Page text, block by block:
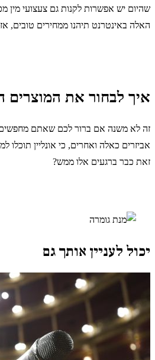
שהיום יש אפשרות לקנות גם צעצועי מין
האלה באינטרנט תיהנו ממחירים טובים, אז
איך לבחור את המוצרים
זה לא משנה אם ברור לכם שאתם מחפשים
אביזרים כאלה ואחרים, כי אונליין
זאת כבר ברגעים אלו ממש?
יכול לעניין אותך גם